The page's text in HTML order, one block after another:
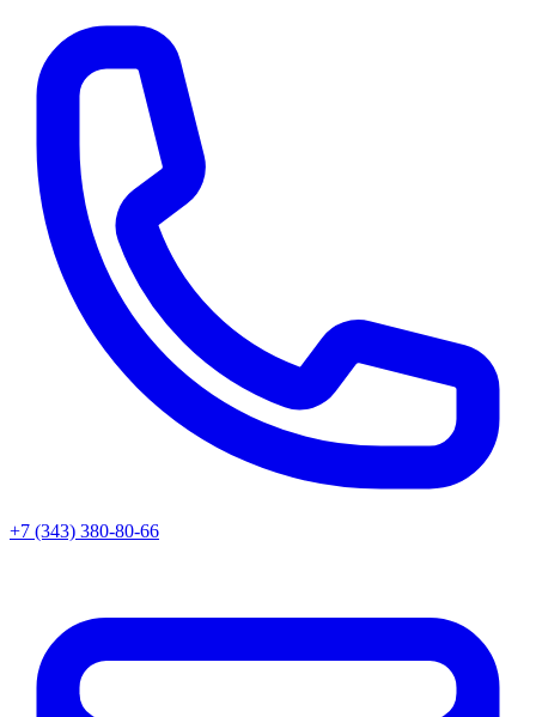
+7 (343) 380-80-66